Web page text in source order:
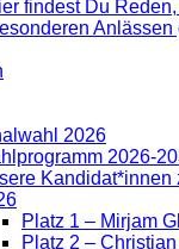
findest Du
2026
2026-
Kandidat*innen
Platz 1 – Mirjam
Platz 2 –